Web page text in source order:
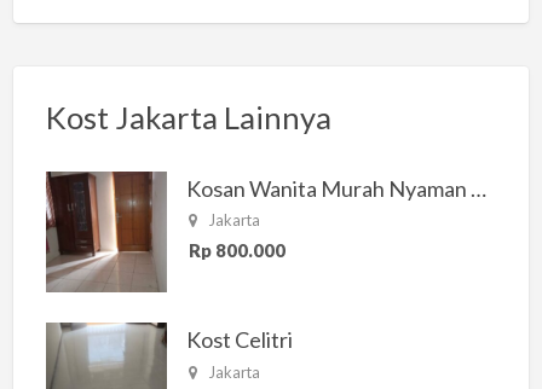
Kost Jakarta Lainnya
Kosan Wanita Murah Nyaman di Jakarta Selatan
Jakarta
Rp 800.000
Kost Celitri
Jakarta